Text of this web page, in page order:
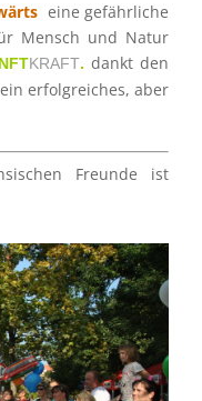
eine gefähr­li­che
Mensch und Natur
KRAFT. dankt den
erfolg­rei­ches, aber
Freunde ist